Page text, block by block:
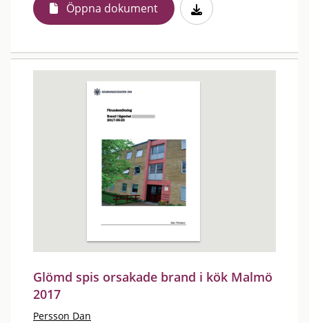
Öppna dokument
Glömd spis orsakade brand i kök Malmö
2017
Persson Dan